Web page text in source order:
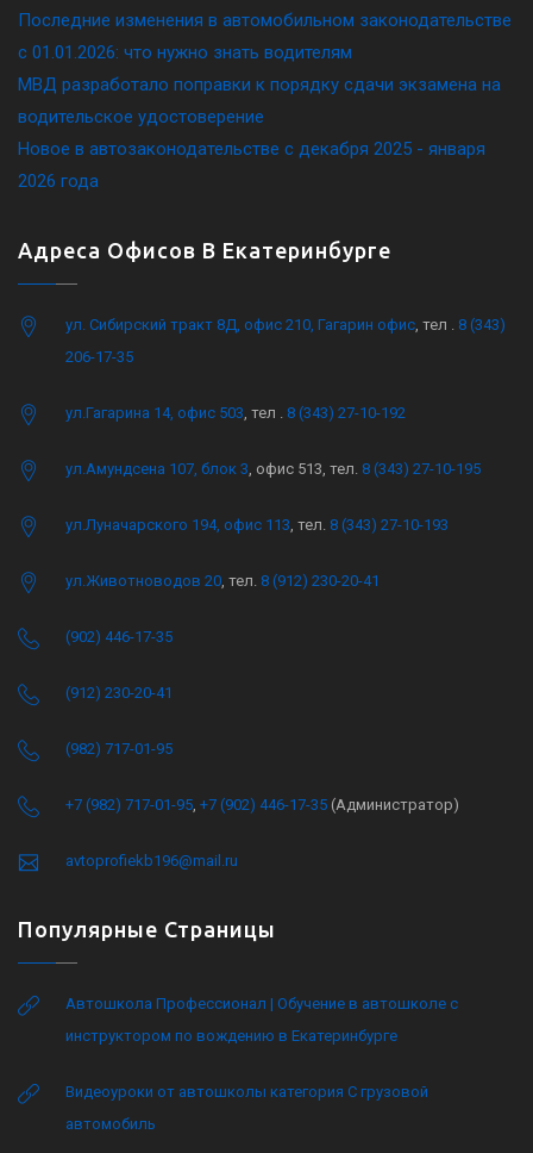
Последние изменения в автомобильном законодательстве
c 01.01.2026: что нужно знать водителям
МВД разработало поправки к порядку сдачи экзамена на
водительское удостоверение
Новое в автозаконодательстве с декабря 2025 - января
2026 года
Адреса Офисов В Екатеринбурге
ул. Сибирский тракт 8Д, офис 210, Гагарин офис , тел . 8 (343)
206-17-35
ул.Гагарина 14, офис 503 , тел . 8 (343) 27-10-192
ул.Амундсена 107, блок 3 , офис 513, тел. 8 (343) 27-10-195
ул.Луначарского 194, офис 113 , тел. 8 (343) 27-10-193
ул.Животноводов 20 , тел. 8 (912) 230-20-41
(902) 446-17-35
(912) 230-20-41
(982) 717-01-95
+7 (982) 717-01-95 +7 (902) 446-17-35 (Администратор)
avtoprofiekb196@mail.ru
Популярные Страницы
Автошкола Профессионал | Обучение в автошколе с
инструктором по вождению в Екатеринбурге
Видеоуроки от автошколы категория C грузовой
автомобиль